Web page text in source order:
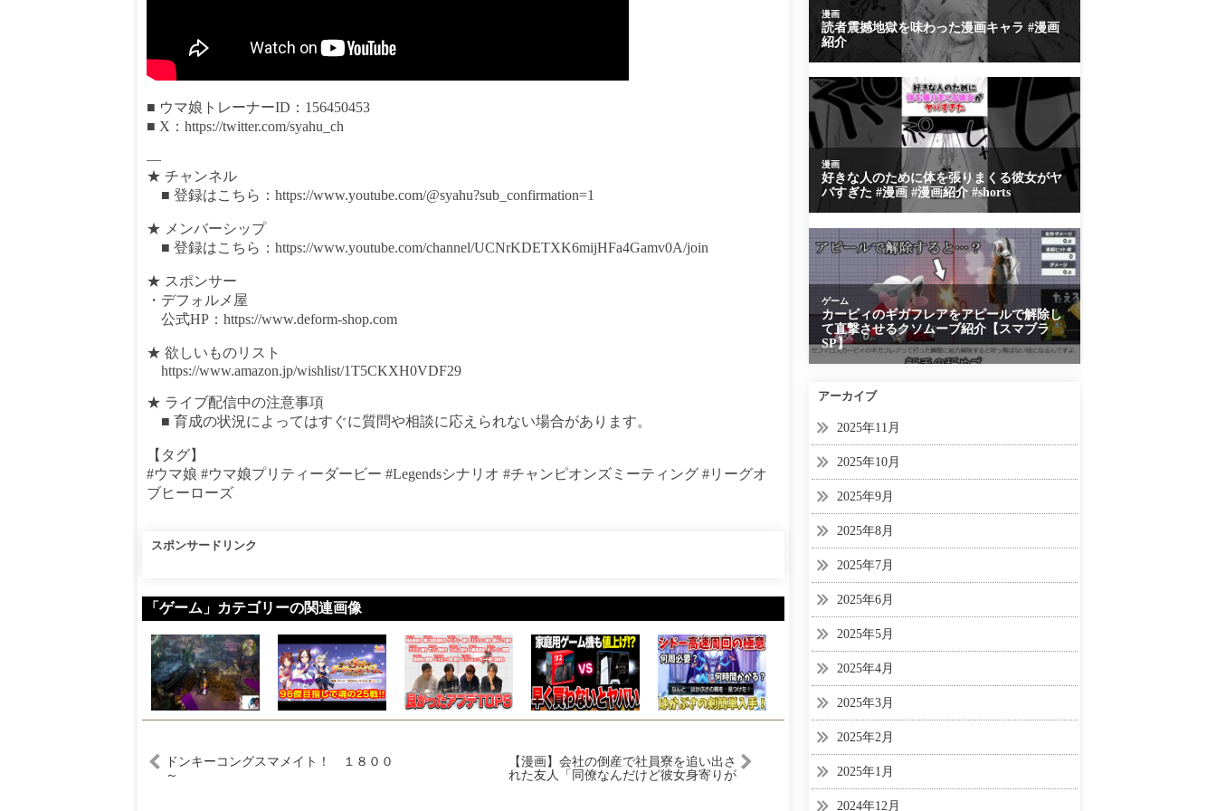
■ ウマ娘トレーナーID：156450453
■ X：https://twitter.com/syahu_ch
—
★ チャンネル
■ 登録はこちら：https://www.youtube.com/@syahu?sub_confirmation=1
★ メンバーシップ
■ 登録はこちら：https://www.youtube.com/channel/UCNrKDETXK6mijHFa4Gamv0A/join
★ スポンサー
・デフォルメ屋
公式HP：https://www.deform-shop.com
★ 欲しいものリスト
https://www.amazon.jp/wishlist/1T5CKXH0VDF29
★ ライブ配信中の注意事項
■ 育成の状況によってはすぐに質問や相談に応えられない場合があります。
【タグ】
#ウマ娘 #ウマ娘プリティーダービー #Legendsシナリオ #チャンピオンズミーティング #リーグオ
ブヒーローズ
スポンサードリンク
「ゲーム」カテゴリーの関連画像
ドンキーコングスマメイト！ １８００
～
【漫画】会社の倒産で社員寮を追い出さ
れた友人「同僚なんだけど彼女身寄りが
アーカイブ
2025年11月
2025年10月
2025年9月
2025年8月
2025年7月
2025年6月
2025年5月
2025年4月
2025年3月
2025年2月
2025年1月
2024年12月